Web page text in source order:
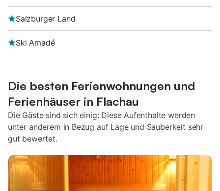
Salzburger Land
Ski Amadé
Die besten Ferienwohnungen und
Ferienhäuser in Flachau
Die Gäste sind sich einig: Diese Aufenthalte werden
unter anderem in Bezug auf Lage und Sauberkeit sehr
gut bewertet.